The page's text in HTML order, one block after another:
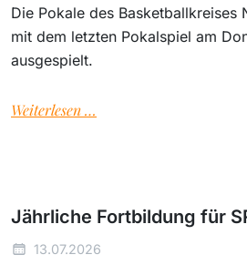
Die Pokale des Basketballkreises
mit dem letzten Pokalspiel am
ausgespielt.
Weiterlesen …
Jährliche Fortbildung für
13.07.2026